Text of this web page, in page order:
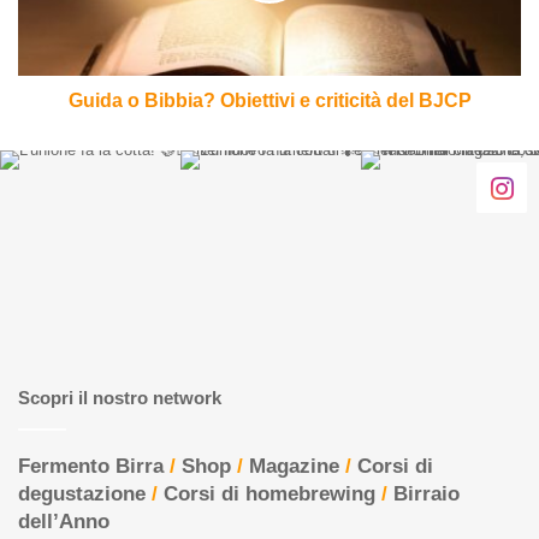
Guida o Bibbia? Obiettivi e criticità del BJCP
Scopri il nostro network
Fermento Birra/ Shop / Magazine / Corsi di
degustazione / Corsi di homebrewing / Birraio
dell’Anno